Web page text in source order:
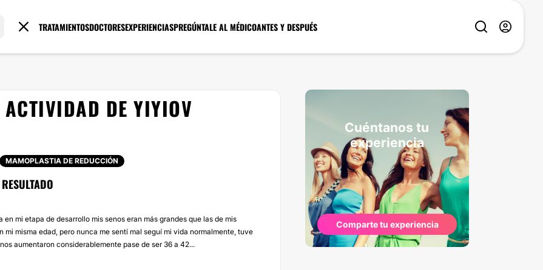
TRATAMIENTOSDOCTORESEXPERIENCIASPREGÚNTALE AL MÉDICOANTES Y DESPUÉS
ACTIVIDAD DE YIYIOV
MAMOPLASTIA DE REDUCCIÓN
en mi etapa de desarrollo mis senos eran más grandes que las de mis
mi misma edad, pero nunca me sentí mal seguí mi vida normalmente, tuve
aumentaron considerablemente pase de ser 36 a 42...
Cuéntanos tu
experiencia
Comparte tu experiencia